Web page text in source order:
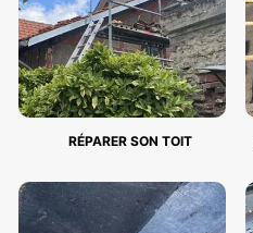
RÉPARER SON TOIT